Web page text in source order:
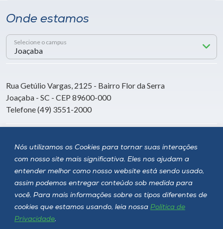
Nós utilizamos os Cookies para tornar suas interações
com nosso site mais significativa. Eles nos ajudam a
entender melhor como nosso website está sendo usado,
assim podemos entregar conteúdo sob medida para
você. Para mais informações sobre os tipos diferentes de
cookies que estamos usando, leia nossa Política de
Privacidade.
Onde estamos
Selecione o campus
Rua Getúlio Vargas, 2125 - Bairro Flor da Serra
Joaçaba - SC - CEP 89600-000
Telefone (49) 3551-2000
Siga a Unoesc